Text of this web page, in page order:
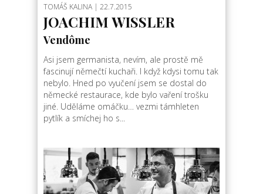
TOMÁŠ KALINA | 22.7.2015
JOACHIM WISSLER
Vendôme
Asi jsem germanista, nevím, ale prostě mě
fascinují němečtí kuchaři. I když kdysi tomu tak
nebylo. Hned po vyučení jsem se dostal do
německé restaurace, kde bylo vaření trošku
jiné. Uděláme omáčku… vezmi támhleten
pytlík a smíchej ho s...